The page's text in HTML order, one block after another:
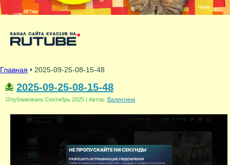
Главная • 2025-09-25-08-15-48
2025-09-25-08-15-48
Опубликовано Сентябрь 2025 | Автор: Валентина